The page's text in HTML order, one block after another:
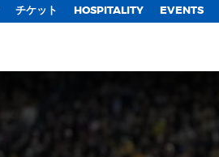
チケット HOSPITALITY EVENTS